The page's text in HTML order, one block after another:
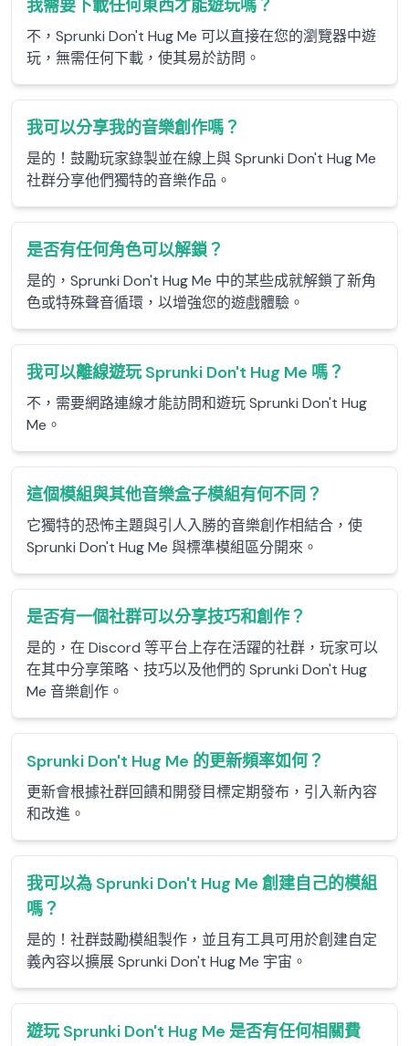
我需要下載任何東西才能遊玩嗎？
不，Sprunki Don't Hug Me 可以直接在您的瀏覽器中遊
玩，無需任何下載，使其易於訪問。
我可以分享我的音樂創作嗎？
是的！鼓勵玩家錄製並在線上與 Sprunki Don't Hug Me
社群分享他們獨特的音樂作品。
是否有任何角色可以解鎖？
是的，Sprunki Don't Hug Me 中的某些成就解鎖了新角
色或特殊聲音循環，以增強您的遊戲體驗。
我可以離線遊玩 Sprunki Don't Hug Me 嗎？
不，需要網路連線才能訪問和遊玩 Sprunki Don't Hug
Me。
這個模組與其他音樂盒子模組有何不同？
它獨特的恐怖主題與引人入勝的音樂創作相結合，使
Sprunki Don't Hug Me 與標準模組區分開來。
是否有一個社群可以分享技巧和創作？
是的，在 Discord 等平台上存在活躍的社群，玩家可以
在其中分享策略、技巧以及他們的 Sprunki Don't Hug
Me 音樂創作。
Sprunki Don't Hug Me 的更新頻率如何？
更新會根據社群回饋和開發目標定期發布，引入新內容
和改進。
我可以為 Sprunki Don't Hug Me 創建自己的模組
嗎？
是的！社群鼓勵模組製作，並且有工具可用於創建自定
義內容以擴展 Sprunki Don't Hug Me 宇宙。
遊玩 Sprunki Don't Hug Me 是否有任何相關費